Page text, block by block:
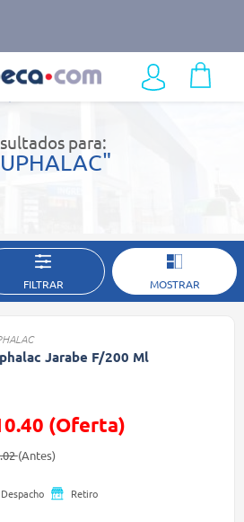
para:
FILTRAR MOSTRAR
Jarabe F/200 Ml
(Oferta)
reducido de
(Antes)(Oferta)
Despacho Retiro